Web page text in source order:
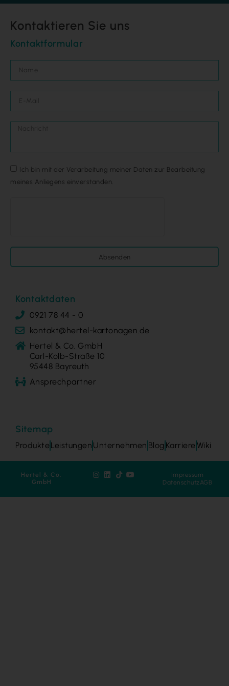
Kontaktieren Sie uns
Kontaktformular
Ich bin mit der Verarbeitung meiner Daten zur Bearbeitung
meines Anliegens einverstanden.
Absenden
Kontaktdaten
0921 78 44 - 0
kontakt@hertel-kartonagen.de
Hertel & Co. GmbH
Carl-Kolb-Straße 10
95448 Bayreuth
Ansprechpartner
Sitemap
Produkte Leistungen Unternehmen Blog Karriere Wiki
Hertel & Co.
GmbH
Impressum
DatenschutzAGB